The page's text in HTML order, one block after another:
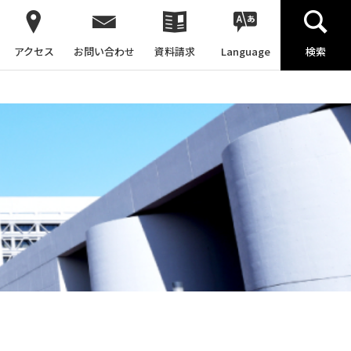
アクセス お問い合わせ 資料請求 Language 検索